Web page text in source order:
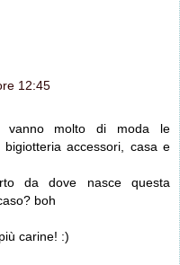
12:45
vanno molto di moda le
accessori, casa e
da dove nasce questa
boh
carine! :)